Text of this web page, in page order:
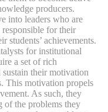
producers.
into leaders who are
for their
students’ achievements.
for institutional
a set of rich
their motivation
This motivation propels
As such, they
of the problems they